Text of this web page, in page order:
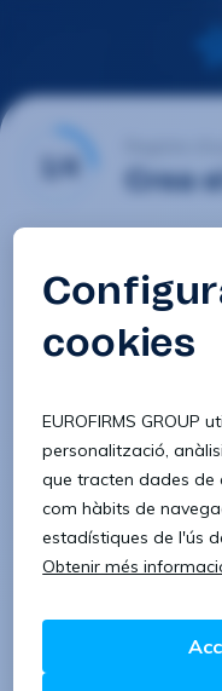
1/4 Crea
Contrasenya
Confirmar
8 caràcters
1 lletra majúscula